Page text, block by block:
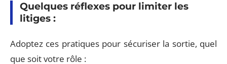
Quelques réflexes pour limiter les
litiges :
Adoptez ces pratiques pour sécuriser la sortie, quel
que soit votre rôle :